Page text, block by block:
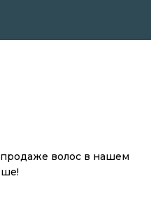
продаже волос в нашем